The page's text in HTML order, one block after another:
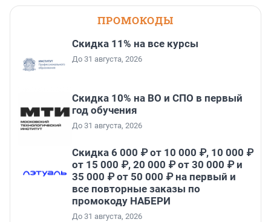
ПРОМОКОДЫ
Скидка 11% на все курсы
До 31 августа, 2026
Скидка 10% на ВО и СПО в первый
год обучения
До 31 августа, 2026
Скидка 6 000 ₽ от 10 000 ₽, 10 000 ₽
от 15 000 ₽, 20 000 ₽ от 30 000 ₽ и
35 000 ₽ от 50 000 ₽ на первый и
все повторные заказы по
промокоду НАБЕРИ
До 31 августа, 2026